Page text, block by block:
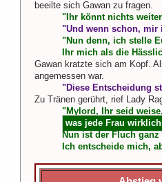
beeilte sich Gawan zu fragen.
"Ihr könnt nichts
"Und wenn schon, mir
"Nun denn, ich stelle
Ihr mich als die
Gawan kratzte sich am Kopf.
angemessen war.
"Diese Entscheidung
Zu Tränen gerührt, rief Lady
"Mylord, Ihr seid
was jede Frau
Nun ist der Fluch
Ich entscheide mich,